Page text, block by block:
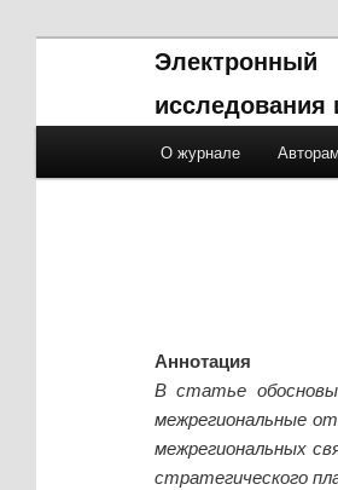
исследования
Skip to primary
Skip to secondary
О журнале Авторам
Аннотация
В статье
межрегиональные
межрегиональных
стратегического